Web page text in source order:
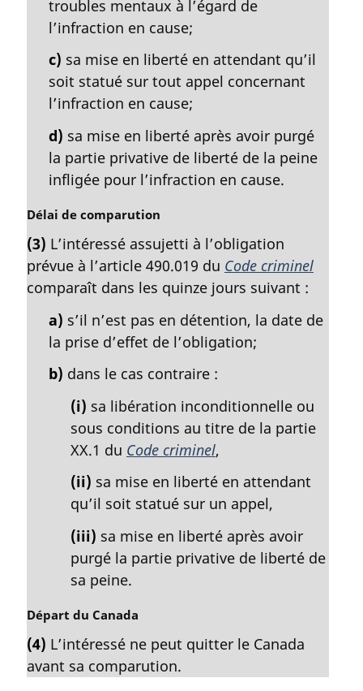
troubles mentaux à l’égard de
l’infraction en cause;
c) sa mise en liberté en attendant qu’il
soit statué sur tout appel concernant
l’infraction en cause;
d) sa mise en liberté après avoir purgé
la partie privative de liberté de la peine
infligée pour l’infraction en cause.
N
t
e
m
Délai de comparution
(3) L’intéressé assujetti à l’obligation
prévue à l’article 490.019 du Code criminel
comparaît dans les quinze jours suivant :
a) s’il n’est pas en détention, la date de
la prise d’effet de l’obligation;
b) dans le cas contraire :
(i) sa libération inconditionnelle ou
sous conditions au titre de la partie
XX.1 du Code criminel,
(ii) sa mise en liberté en attendant
qu’il soit statué sur un appel,
(iii) sa mise en liberté après avoir
purgé la partie privative de liberté de
sa peine.
N
t
e
Départ du Canada
(4) L’intéressé ne peut quitter le Canada
avant sa comparution.